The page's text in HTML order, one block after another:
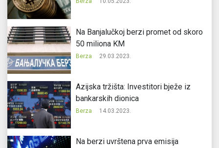
Na Banjalučkoj berzi promet od skoro
50 miliona KM
Berza 29.03.2023.
Azijska tržišta: Investitori bježe iz
bankarskih dionica
Berza 14.03.2023.
Na berzi uvrštena prva emisija